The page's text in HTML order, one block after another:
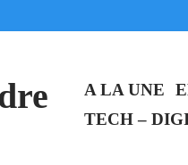
la Française Fidji Simo quitte
A LA UNE
TECH –